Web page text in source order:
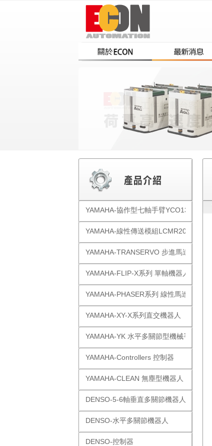
YAMAHA-協作型七軸手臂YCO1300
YAMAHA-線性傳送模組LCMR200
YAMAHA-TRANSERVO 步進馬達單軸
YAMAHA-FLIP-X系列 單軸機器人
YAMAHA-PHASER系列 線性馬達
YAMAHA-XY-X系列直交機器人
YAMAHA-YK 水平多關節型機械手
YAMAHA-Controllers 控制器
YAMAHA-CLEAN 無塵型機器人
DENSO-5-6軸垂直多關節機器人
DENSO-水平多關節機器人
DENSO-控制器